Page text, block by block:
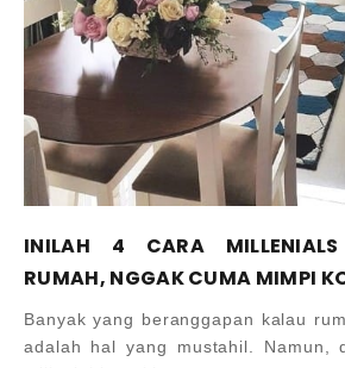
INILAH 4 CARA
RUMAH, NGGAK CUMA MIMPI
Banyak yang beranggapan kalau
adalah hal yang mustahil. Namun,